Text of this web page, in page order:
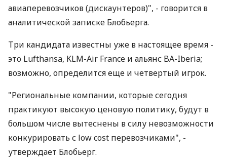
авиаперевозчиков (дискаунтеров)", - говорится в
аналитической записке Блобьерга.
Три кандидата известны уже в настоящее время -
это Lufthansa, KLM-Air France и альянс BA-Iberia;
возможно, определится еще и четвертый игрок.
"Региональные компании, которые сегодня
практикуют высокую ценовую политику, будут в
большом числе вытеснены в силу невозможности
конкурировать с low cost перевозчиками", -
утверждает Блобьерг.